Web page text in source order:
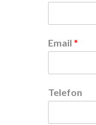
Email *
Telefon